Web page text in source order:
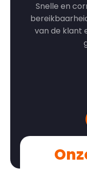
zeer goede
op niveau
steeds in